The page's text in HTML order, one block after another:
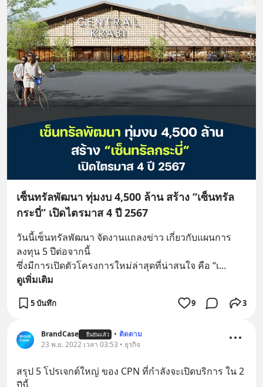
เซ็นทรัลพัฒนา ทุ่มงบ 4,500 ล้าน สร้าง “เซ็นทรัล
กระบี่” เปิดไตรมาส 4 ปี 2567
วันนี้เซ็นทรัลพัฒนา จัดงานแถลงข่าว เกี่ยวกับแผนการ
ลงทุน 5 ปีต่อจากนี้
ซึ่งมีการเปิดตัวโครงการใหม่ล่าสุดที่น่าสนใจ คือ “เ...
ดูเพิ่มเติม
5 บันทึก 9 3
BrandCase ยืนยันแล้ว • ติดตาม
23 พ.ย. 2022 เวลา 03:53 • ธุรกิจ
สรุป 5 โปรเจกต์ใหญ่ ของ CPN ที่กำลังจะเปิดบริการ ใน 2